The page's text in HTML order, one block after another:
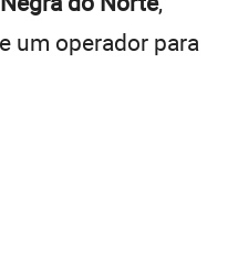
um operador para